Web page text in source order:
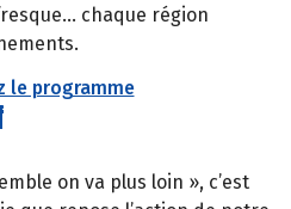
chaque région
le programme
on va plus loin », c’est